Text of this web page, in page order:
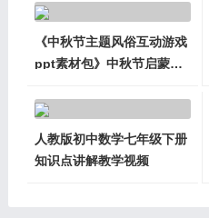
《中秋节主题风俗互动游戏
ppt素材包》中秋节启蒙认
人教版初中数学七年级下册
知识点讲解教学视频